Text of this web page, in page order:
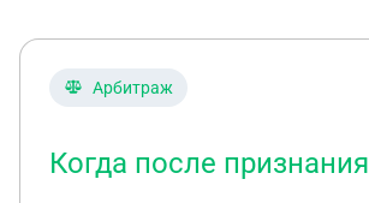
Арбитраж
Когда после